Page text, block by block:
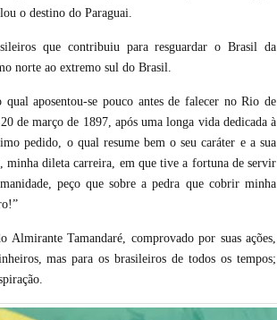
o destino do Paraguai.
que contribuiu para resguardar o Brasil da
norte ao extremo sul do Brasil.
aposentou-se pouco antes de falecer no Rio de
de março de 1897, após uma longa vida dedicada à
pedido, o qual resume bem o seu caráter e a sua
minha dileta carreira, em que tive a fortuna de servir
peço que sobre a pedra que cobrir minha
Almirante Tamandaré, comprovado por suas ações,
mas para os brasileiros de todos os tempos;